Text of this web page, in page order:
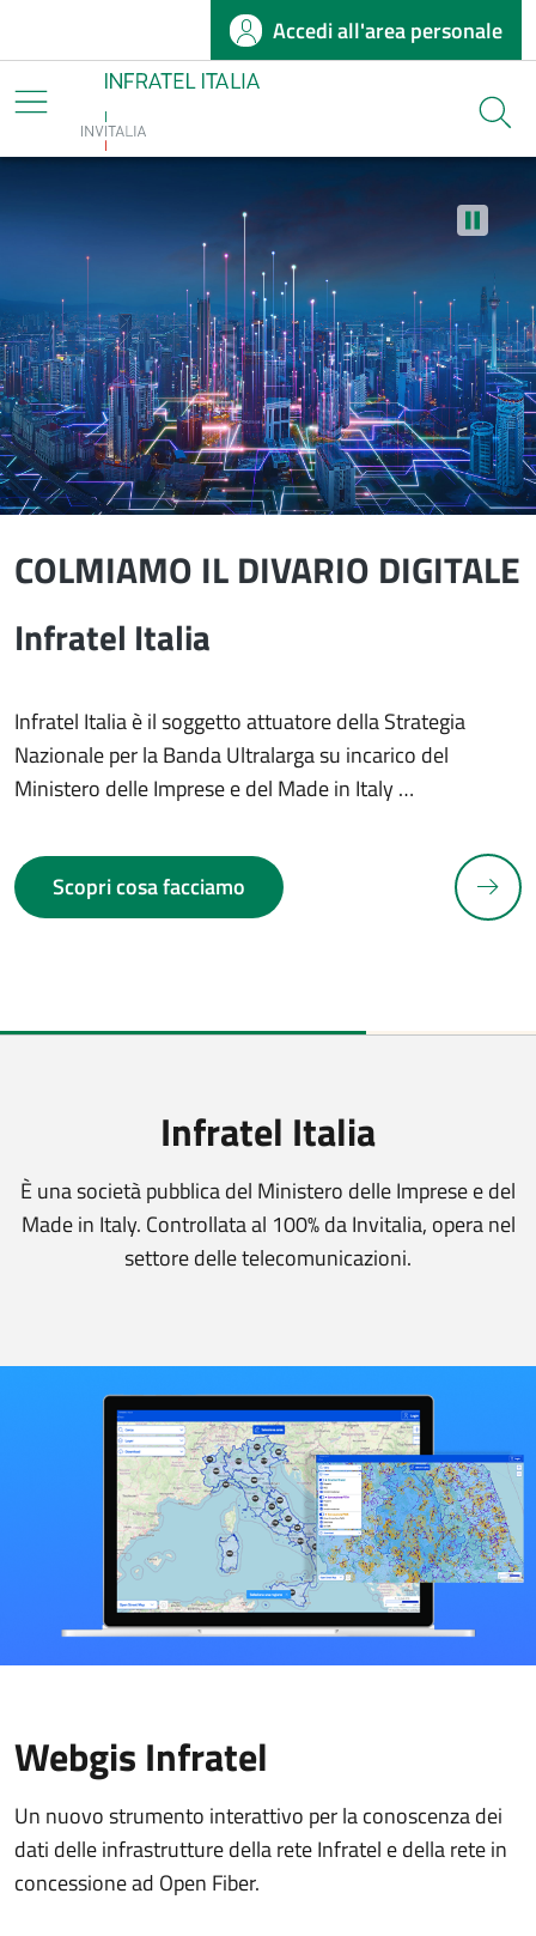
Salta al contenuto principaleAccedi all'area personale
Infratel
Stop
slide
COLMIAMO IL DIVARIO DIGITALE
Infratel Italia
Infratel Italia è il soggetto attuatore della Strategia
Nazionale per la Banda Ultralarga su incarico del
Ministero delle Imprese e del Made in Italy …
Scopri cosa facciamo
Infratel Italia
È una società pubblica del Ministero delle Imprese e del
Made in Italy. Controllata al 100% da Invitalia, opera nel
settore delle telecomunicazioni.
Webgis Infratel
Un nuovo strumento interattivo per la conoscenza dei
dati delle infrastrutture della rete Infratel e della rete in
concessione ad Open Fiber.